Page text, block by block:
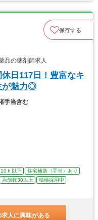
保存する
品の薬剤師求人
日117日！豊富なキ
が魅力◎
手当含む
ｈ以下
住宅補助（手当）あり
店舗数30以上
積極採用中
求人に興味がある